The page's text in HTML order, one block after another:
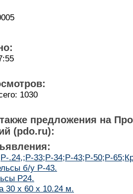
1030
предложения на
(pdo.ru):
.24,;Р-33;Р-34;Р-43;Р-50;Р-
б/у Р-43.
Р24.
30 х 60 х 10.24 м.